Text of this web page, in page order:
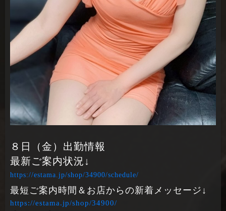
８日（金）出勤情報
最新ご案内状況↓
https://estama.jp/shop/34900/schedule/
最短ご案内時間＆お店からの新着メッセージ↓
https://estama.jp/shop/34900/